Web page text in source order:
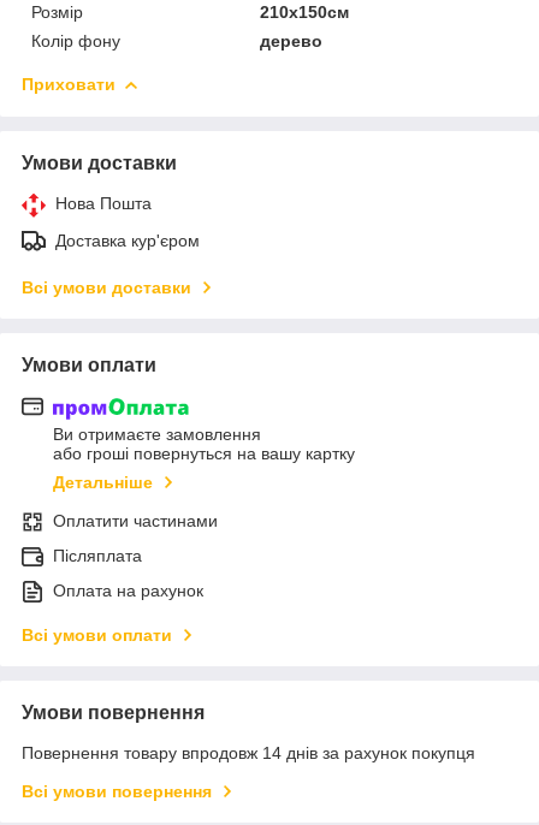
Розмір
210x150см
Колір фону
дерево
Приховати
Умови доставки
Нова Пошта
Доставка кур'єром
Всі умови доставки
Умови оплати
Ви отримаєте замовлення
або гроші повернуться на вашу картку
Детальніше
Оплатити частинами
Післяплата
Оплата на рахунок
Всі умови оплати
Умови повернення
Повернення товару впродовж 14 днів за рахунок покупця
Всі умови повернення